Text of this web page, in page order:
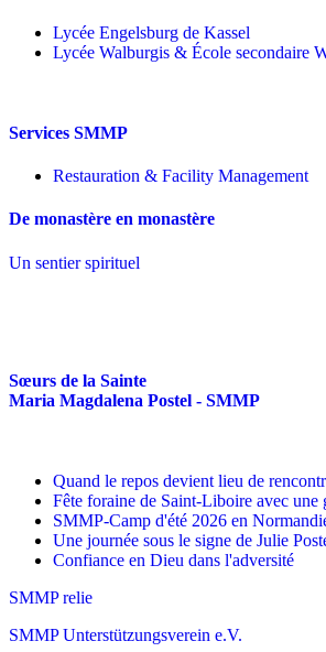
Lycée Engelsburg de Kassel
Lycée Walburgis & École secondaire
Services SMMP
Restauration & Facility Management
De monastère en monastère
Un sentier spirituel
Sœurs de la Sainte
Maria Magdalena Postel - SMMP
Quand le repos devient lieu de
Fête foraine de Saint-Liboire avec une
SMMP-Camp d'été 2026 en
Une journée sous le signe de Julie
Confiance en Dieu dans l'adversité
SMMP relie
SMMP Unterstützungsverein e.V.